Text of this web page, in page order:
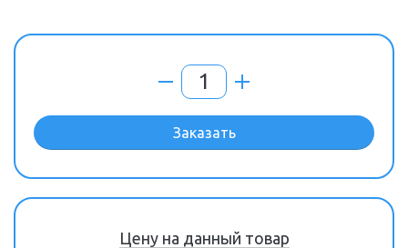
Заказать
Цену на данный товар